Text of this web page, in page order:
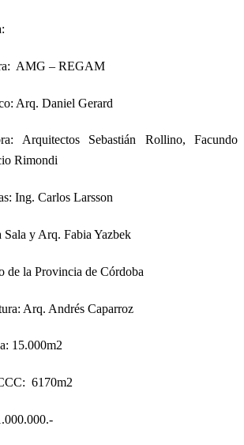
AMG – REGAM
Arq. Daniel Gerard
Arquitectos Sebastián Rollino, Facundo
Rimondi
Ing. Carlos Larsson
y Arq. Fabia Yazbek
de la Provincia de Córdoba
Arq. Andrés Caparroz
15.000m2
6170m2